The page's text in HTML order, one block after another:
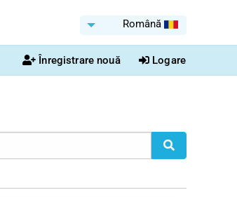
Română
Înregistrare nouă Logare